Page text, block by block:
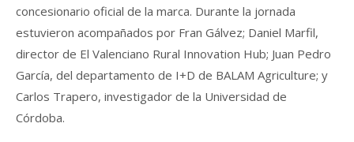
concesionario oficial de la marca. Durante la jornada
estuvieron acompañados por Fran Gálvez; Daniel Marfil,
director de El Valenciano Rural Innovation Hub; Juan Pedro
García, del departamento de I+D de BALAM Agriculture; y
Carlos Trapero, investigador de la Universidad de
Córdoba.